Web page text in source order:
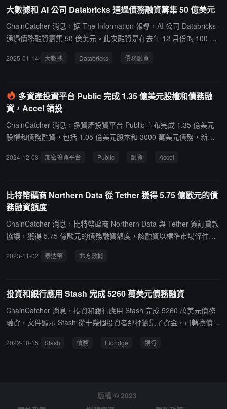
融資規模等條款仍有可能發生變化。Kraken、高盛和摩根大通的代表
拒絕置評。
大數據和 AI 公司 Databricks 通過債務融資籌集 50 億美元
ChainCatcher 消息，据 The Information 報導，AI 公司 Databricks
通過債務融資籌集 50 億美元。此次融資是在去年 12 月份的 100 億
ricks 宣布以 620 億美元估值完成 100 億美元 J 輪融資，Thrive Capi
露，Lightspeed Venture Partners 也投資了 2 億美元。
2025-01-14 大數據 Databricks 債務融資
多資產投資平台 Public 完成 1.35 億美元股權和債務融
資，Accel 領投
ChainCatcher 消息，多資產投資平台 Public 宣布完成 1.35 億美元
股權和債務融資，包括 1.05 億美元股本和 3000 萬美元債務，新融
投資者。此前 Public 已籌集超過 3 億美元的風險投資。Public 於 20
F，目前擴展至加密貨幣、國庫券以及藝術品。其目標客戶是年輕的
加密用戶。
2024-12-03 加密投資平台 Public 融資 Accel
比特幣礦商 Northern Data 從 Tether 獲得 5.75 億歐元的債
務融資額度
ChainCatcher 消息，比特幣礦商 Northern Data 與 Tether 簽訂貸款
協議，獲得 5.75 億歐元的債務融資額度，該融資以標準市場條件提
業務領域 Taiga Cloud、Ardent Data Centers 和 Peak Mining 上進
增強現有業務。最後，Tether 還打算利用這筆融資進一步擴大其比特
幣挖礦業務，並採用專門設計的液冷挖礦技術。
2023-11-02 泰达幣 北方數據
投資和銀行應用 Stash 完成 5260 萬美元債務融資
ChainCatcher 消息，投資和銀行應用 Stash 完成 5260 萬美元債務
融資，文件顯示 Stash 從十幾個投資者那裡籌集了資金，可轉換債券
權。據悉，Stash 於 2022 年 10 月上旬宣布擴展其投資組合服務支
2022-10-15 Stash 債務 Eldridge 銀行
版權 © 2023